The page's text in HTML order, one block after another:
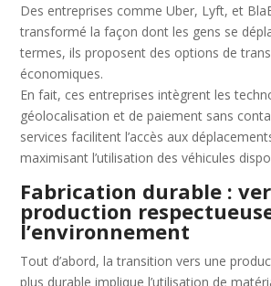
Des entreprises comme Uber, Lyft, et
transformé la façon dont les gens se
termes, ils proposent des options de
économiques.
En fait, ces entreprises intègrent les
géolocalisation et de paiement sans
services facilitent l’accès aux
maximisant l’utilisation des véhicules
Fabrication durable :
production
l’environnement
Tout d’abord, la transition vers une
plus durable implique l’utilisation de